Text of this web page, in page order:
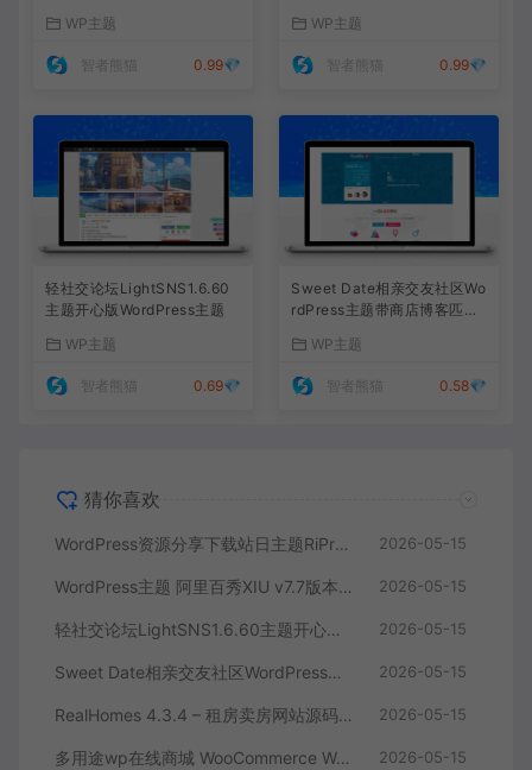
网站形象
WP主题
智者熊猫 0.99💎
网站WP主题
智者熊猫 0.99💎
轻社交论坛LightSNS1.6.60
主题开心版WordPress主题
WP主题
智者熊猫 0.69💎
Sweet Date相亲交友社区Wo
rdPress主题带商店博客匹配
WP主题
智者熊猫 0.58💎
猜你喜欢
WordPress资源分享下载站日主题RiPro主题全站美化包-功能强大，支持后台集成，提升网站形象 2026-05-15
WordPress主题 阿里百秀XIU v7.7版本 – 简洁美观的多功能主题，完美适配PC和移动端网站 2026-05-15
轻社交论坛LightSNS1.6.60主题开心版WordPress主题 2026-05-15
Sweet Date相亲交友社区WordPress主题带商店博客匹配功能 2026-05-15
RealHomes 4.3.4 – 租房卖房网站源码 房地产销售官网WordPress 主题 2026-05-15
多用途wp在线商城 WooCommerce WordPress 主题 2026-05-15